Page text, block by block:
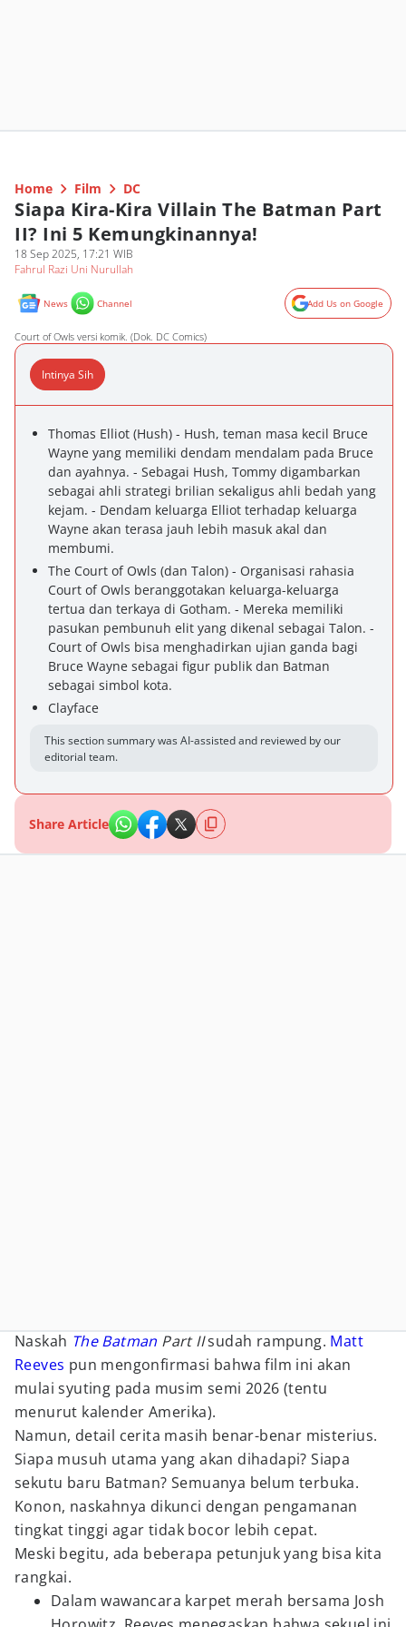
Home Film DC
Siapa Kira-Kira Villain The Batman Part
II? Ini 5 Kemungkinannya!
18 Sep 2025, 17:21 WIB
Fahrul Razi Uni Nurullah
News Channel Add Us on Google
Court of Owls versi komik. (Dok. DC Comics)
Intinya Sih
Thomas Elliot (Hush) - Hush, teman masa kecil Bruce
Wayne yang memiliki dendam mendalam pada Bruce
dan ayahnya. - Sebagai Hush, Tommy digambarkan
sebagai ahli strategi brilian sekaligus ahli bedah yang
kejam. - Dendam keluarga Elliot terhadap keluarga
Wayne akan terasa jauh lebih masuk akal dan
membumi.
The Court of Owls (dan Talon) - Organisasi rahasia
Court of Owls beranggotakan keluarga-keluarga
tertua dan terkaya di Gotham. - Mereka memiliki
pasukan pembunuh elit yang dikenal sebagai Talon. -
Court of Owls bisa menghadirkan ujian ganda bagi
Bruce Wayne sebagai figur publik dan Batman
sebagai simbol kota.
Clayface
This section summary was AI-assisted and reviewed by our
editorial team.
Share Article
Naskah The Batman Part IIsudah rampung. Matt
Reeves pun mengonfirmasi bahwa film ini akan
mulai syuting pada musim semi 2026 (tentu
menurut kalender Amerika).
Namun, detail cerita masih benar-benar misterius.
Siapa musuh utama yang akan dihadapi? Siapa
sekutu baru Batman? Semuanya belum terbuka.
Konon, naskahnya dikunci dengan pengamanan
tingkat tinggi agar tidak bocor lebih cepat.
Meski begitu, ada beberapa petunjuk yang bisa kita
rangkai.
Dalam wawancara karpet merah bersama Josh